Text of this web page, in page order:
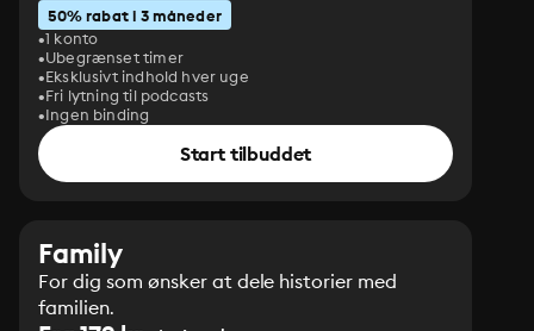
50% rabat i 3 måneder
1 konto
Ubegrænset timer
Eksklusivt indhold hver uge
Fri lytning til podcasts
Ingen binding
Start tilbuddet
Family
For dig som ønsker at dele historier med
familien.